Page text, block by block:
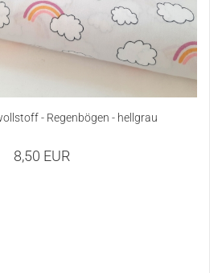
- Regenbögen - hellgrau
8,50 EUR